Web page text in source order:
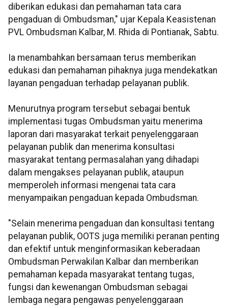
diberikan edukasi dan pemahaman tata cara
pengaduan di Ombudsman," ujar Kepala Keasistenan
PVL Ombudsman Kalbar, M. Rhida di Pontianak, Sabtu.
Ia menambahkan bersamaan terus memberikan
edukasi dan pemahaman pihaknya juga mendekatkan
layanan pengaduan terhadap pelayanan publik.
Menurutnya program tersebut sebagai bentuk
implementasi tugas Ombudsman yaitu menerima
laporan dari masyarakat terkait penyelenggaraan
pelayanan publik dan menerima konsultasi
masyarakat tentang permasalahan yang dihadapi
dalam mengakses pelayanan publik, ataupun
memperoleh informasi mengenai tata cara
menyampaikan pengaduan kepada Ombudsman.
"Selain menerima pengaduan dan konsultasi tentang
pelayanan publik, OOTS juga memiliki peranan penting
dan efektif untuk menginformasikan keberadaan
Ombudsman Perwakilan Kalbar dan memberikan
pemahaman kepada masyarakat tentang tugas,
fungsi dan kewenangan Ombudsman sebagai
lembaga negara pengawas penyelenggaraan